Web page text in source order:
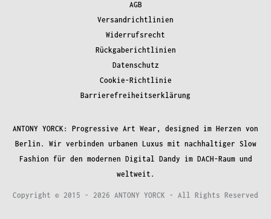
AGB
Versandrichtlinien
Widerrufsrecht
Rückgaberichtlinien
Datenschutz
Cookie-Richtlinie
Barrierefreiheitserklärung
ANTONY YORCK: Progressive Art Wear, designed im Herzen von
Berlin. Wir verbinden urbanen Luxus mit nachhaltiger Slow
Fashion für den modernen Digital Dandy im DACH-Raum und
weltweit.
Copyright © 2015 - 2026 ANTONY YORCK - All Rights Reserved